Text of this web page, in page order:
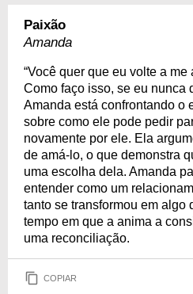
Paixão
Amanda
“Você quer que eu volte a
Como faço isso, se eu nunca
Amanda está confrontando o
sobre como ele pode pedir
novamente por ele. Ela
de amá-lo, o que demonstra
uma escolha dela. Amanda
entender como um
tanto se transformou em algo
tempo em que a anima a
uma reconciliação.
COPIAR